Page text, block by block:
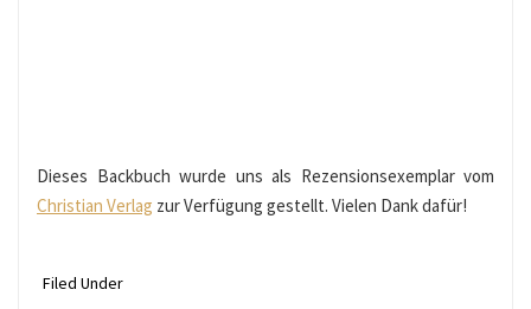
Dieses Backbuch wurde uns als Rezensionsexemplar vom
Christian Verlag zur Verfügung gestellt. Vielen Dank dafür!
Filed Under